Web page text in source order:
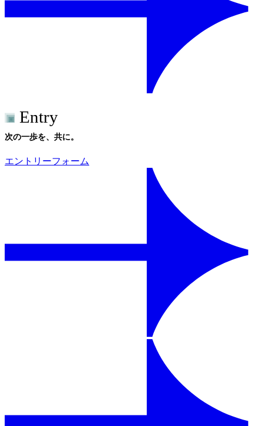
Entry
次の一歩を、共に。
エントリーフォーム